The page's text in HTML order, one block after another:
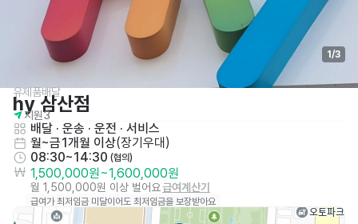
1/3
유제품배달
hy 삼산점
지원3
배달 · 운송 · 운전 · 서비스
월~금1개월 이상(장기우대 )
08:30~14:30 (협의)
1,500,000원~1,600,000원
월 1,500,000원 이상 벌어요급여계산기
급여가 최저임금 미달이어도 최저임금을 보장받아요